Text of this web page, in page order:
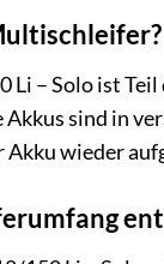
– Solo ist
sind in
wieder